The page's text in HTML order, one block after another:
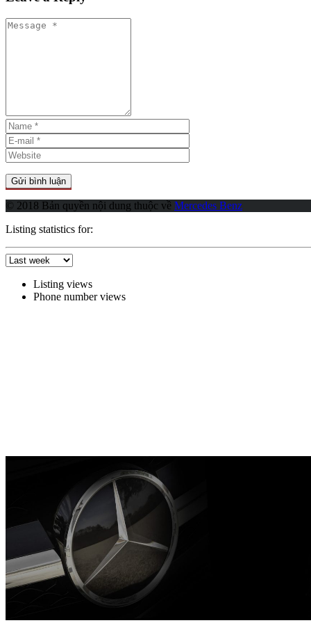
© 2018 Bản quyền nội dung thuộc về Mercedes Benz
Listing statistics for:
Listing views
Phone number views